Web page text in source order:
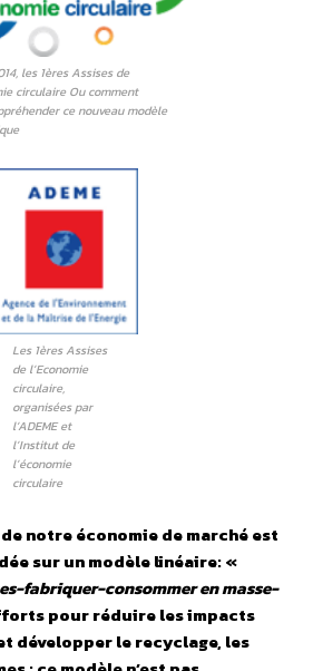
les 1ères Assises de
circulaire Ou comment
ce nouveau modèle
Les 1ères Assises
de l’Economie
circulaire,
organisées par
l’ADEME et
l’Institut de
l’économie
circulaire
notre économie de marché est
sur un modèle linéaire: «
fabriquer-consommer en masse-
pour réduire les impacts
développer le recyclage, les